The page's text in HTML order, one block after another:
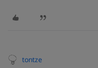
tontze